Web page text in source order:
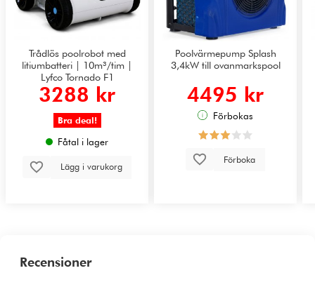
Trådlös poolrobot med
litiumbatteri | 10m³/tim |
Lyfco Tornado F1
3288 kr
Bra deal!
Fåtal i lager
Lägg i varukorg
Poolvärmepump Splash
3,4kW till ovanmarkspool
4495 kr
Förbokas
Förboka
Recensioner